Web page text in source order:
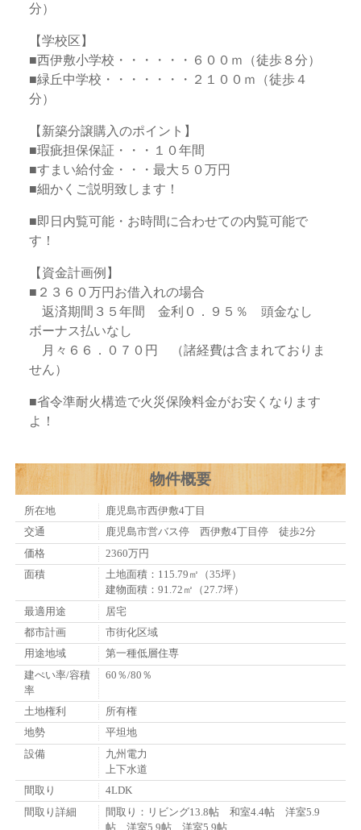
分）
【学校区】
■西伊敷小学校・・・・・・６００ｍ（徒歩８分）
■緑丘中学校・・・・・・・２１００ｍ（徒歩４
分）
【新築分譲購入のポイント】
■瑕疵担保保証・・・１０年間
■すまい給付金・・・最大５０万円
■細かくご説明致します！
■即日内覧可能・お時間に合わせての内覧可能で
す！
【資金計画例】
■２３６０万円お借入れの場合
返済期間３５年間 金利０．９５％ 頭金なし
ボーナス払いなし
月々６６．０７０円 （諸経費は含まれておりま
せん）
■省令準耐火構造で火災保険料金がお安くなります
よ！
物件概要
所在地
鹿児島市西伊敷4丁目
交通
鹿児島市営バス停 西伊敷4丁目停 徒歩2分
価格
2360万円
面積
土地面積：115.79㎡（35坪）
建物面積：91.72㎡（27.7坪）
最適用途
居宅
都市計画
市街化区域
用途地域
第一種低層住専
建ぺい率/容積
率
60％/80％
土地権利
所有権
地勢
平坦地
設備
九州電力
上下水道
間取り
4LDK
間取り詳細
間取り：リビング13.8帖 和室4.4帖 洋室5.9
帖 洋室5.9帖 洋室5.9帖